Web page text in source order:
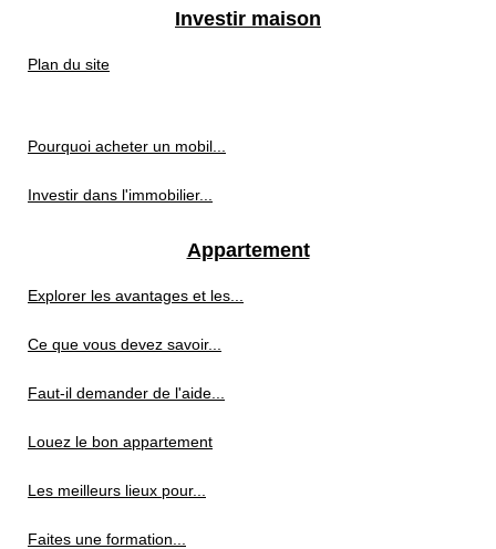
Investir maison
Plan du site
Pourquoi acheter un mobil...
Investir dans l'immobilier...
Appartement
Explorer les avantages et les...
Ce que vous devez savoir...
Faut-il demander de l'aide...
Louez le bon appartement
Les meilleurs lieux pour...
Faites une formation...